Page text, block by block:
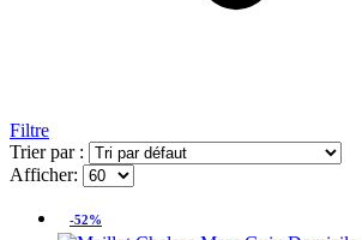
Filtre
Trier par :
Afficher:
-52%